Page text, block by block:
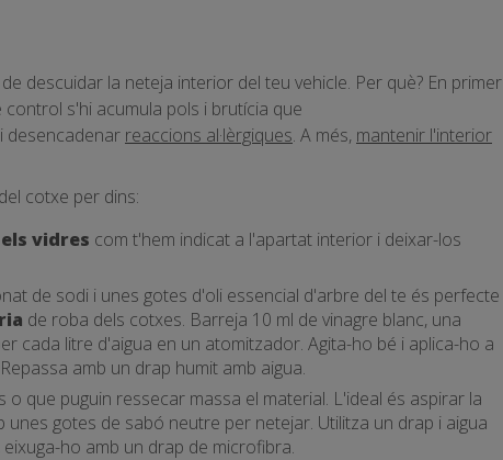
descuidar la neteja interior del teu vehicle. Per què? En primer
s'hi acumula pols i brutícia que
desencadenar reaccions al·lèrgiques. A més, mantenir l'interior
cotxe per dins:
vidres com t'hem indicat a l'apartat interior i deixar-los
de sodi i unes gotes d'oli essencial d'arbre del te és perfecte
de roba dels cotxes. Barreja 10 ml de vinagre blanc, una
cada litre d'aigua en un atomitzador. Agita-ho bé i aplica-ho a
amb un drap humit amb aigua.
que puguin ressecar massa el material. L'ideal és aspirar la
gotes de sabó neutre per netejar. Utilitza un drap i aigua
ho amb un drap de microfibra.